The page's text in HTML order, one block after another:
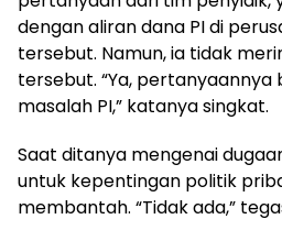
dengan aliran dana PI di
tersebut. Namun, ia tidak
tersebut. “Ya, pertanyaannya
masalah PI,” katanya singkat.
Saat ditanya mengenai
untuk kepentingan politik
membantah. “Tidak ada,”